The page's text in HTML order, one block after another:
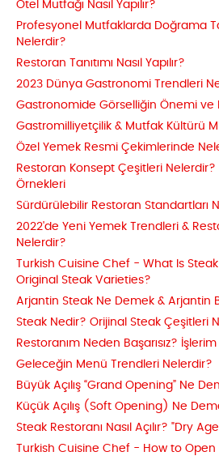
Otel Mutfağı Nasıl Yapılır?
Profesyonel Mutfaklarda Doğrama
Nelerdir?
Restoran Tanıtımı Nasıl Yapılır?
2023 Dünya Gastronomi Trendleri
Gastronomide Görselliğin Önemi ve
Gastromilliyetçilik & Mutfak Kültürü
Özel Yemek Resmi Çekimlerinde
Restoran Konsept Çeşitleri
Örnekleri
Sürdürülebilir Restoran Standartları
2022'de Yeni Yemek Trendleri &
Nelerdir?
Turkish Cuisine Chef - What Is
Original Steak Varieties?
Arjantin Steak Ne Demek & Arjantin
Steak Nedir? Orijinal Steak Çeşitleri
Restoranım Neden Başarısız?
Geleceğin Menü Trendleri Nelerdir?
Büyük Açılış “Grand Opening” Ne
Küçük Açılış (Soft Opening) Ne
Steak Restoranı Nasıl Açılır? "Dry
Turkish Cuisine Chef - How to